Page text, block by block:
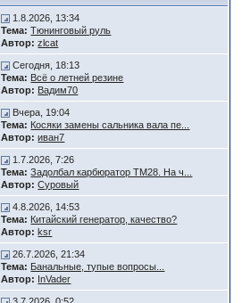
1.8.2026, 13:34
Тема: Тюнинговый руль
Автор: zlcat
Сегодня, 18:13
Тема: Всё о летней резине
Автор: Вадим70
Вчера, 19:04
Тема: Косяки замены сальника вала пе...
Автор: иван7
1.7.2026, 7:26
Тема: Задолбал карбюратор ТМ28. На ч...
Автор: Суровый
4.8.2026, 14:53
Тема: Китайский генератор, качество?
Автор: ksr
26.7.2026, 21:34
Тема: Банальные, тупые вопросы...
Автор: InVader